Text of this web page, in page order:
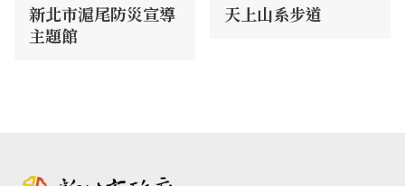
新北市滬尾防災宣導
主題館
天上山系步道